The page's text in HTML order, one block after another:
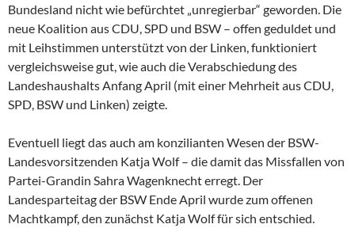
Bundesland nicht wie befürchtet „unregierbar“ geworden. Die
neue Koalition aus CDU, SPD und BSW – offen geduldet und
mit Leihstimmen unterstützt von der Linken, funktioniert
vergleichsweise gut, wie auch die Verabschiedung des
Landeshaushalts Anfang April (mit einer Mehrheit aus CDU,
SPD, BSW und Linken) zeigte.
Eventuell liegt das auch am konzilianten Wesen der BSW-
Landesvorsitzenden Katja Wolf – die damit das Missfallen von
Partei-Grandin Sahra Wagenknecht erregt. Der
Landesparteitag der BSW Ende April wurde zum offenen
Machtkampf, den zunächst Katja Wolf für sich entschied.